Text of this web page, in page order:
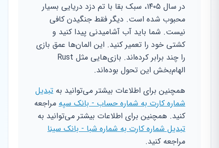
در سال ۱۴۰۵، سبک بقا با تم دزد دریایی بسیار
محبوب شده است. دیگر فقط جنگیدن کافی
نیست. شما باید آب آشامیدنی پیدا کنید و
کشتی خود را تعمیر کنید. این المان‌ها عمق بازی
را چند برابر کرده‌اند. بازی‌هایی مثل Rust
الهام‌بخش این تحول بوده‌اند.
همچنین برای اطلاعات بیشتر می‌توانید به تبدیل
شماره کارت به شماره حساب - بانک سپه مراجعه
کنید. همچنین برای اطلاعات بیشتر می‌توانید به
تبدیل شماره کارت به شماره شبا - بانک سینا
مراجعه کنید.